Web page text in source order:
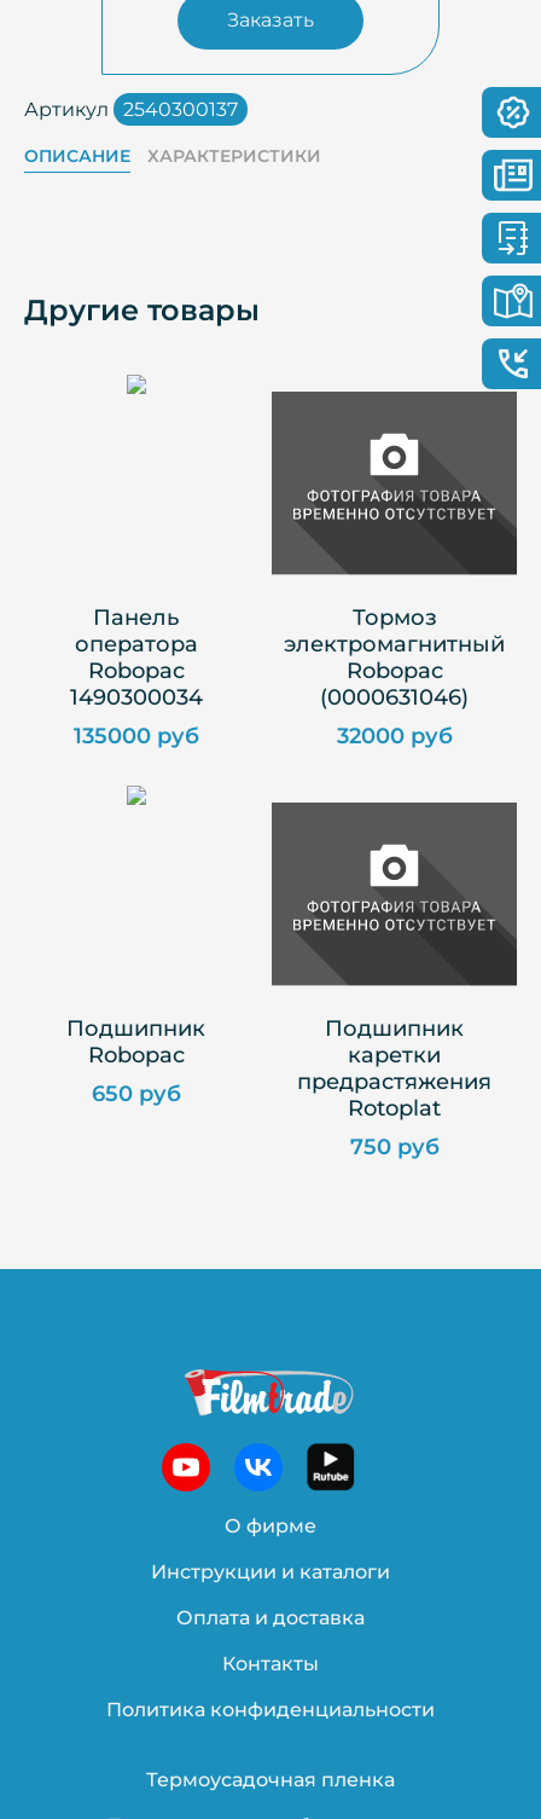
Заказать
Артикул 2540300137
ОПИСАНИЕ ХАРАКТЕРИСТИКИ
Другие товары
Панель
оператора
Robopac
1490300034
135000 руб
Тормоз
электромагнитный
Robopac
(0000631046)
32000 руб
Подшипник
Robopac
650 руб
Подшипник
каретки
предрастяжения
Rotoplat
750 руб
О фирме
Инструкции и каталоги
Оплата и доставка
Контакты
Политика конфиденциальности
Термоусадочная пленка